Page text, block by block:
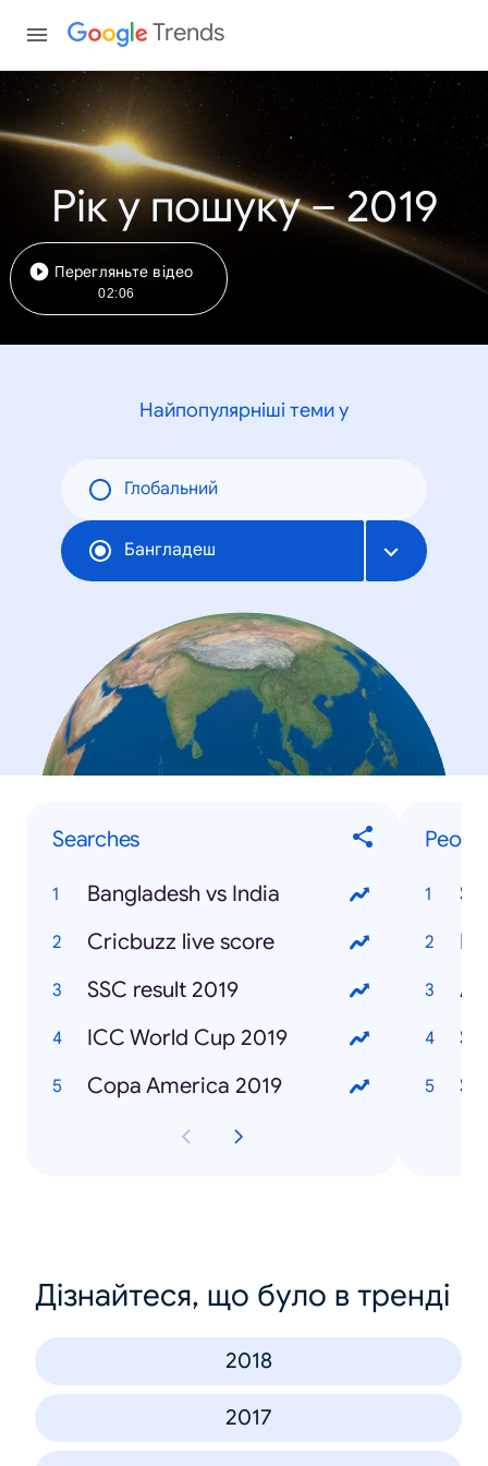
Trends
Рік у пошуку – 2019
Перегляньте відео
02:06
Найпопулярніші теми у
Глобальний
Бангладеш
Searches
Bangladesh vs India
Cricbuzz live score
SSC result 2019
ICC World Cup 2019
Copa America 2019
Дізнайтеся, що було в тренді
2018
2017